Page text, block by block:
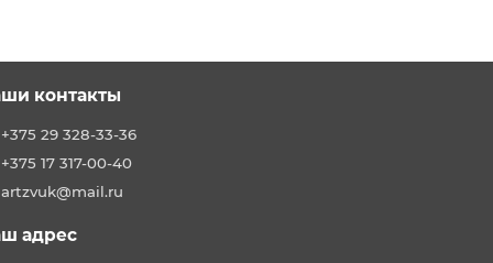
контакты
+375 29 328-33-36
+375 17 317-00-40
artzvuk@mail.ru
адрес